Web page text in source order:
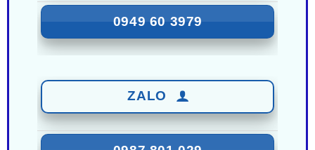
0987 801 029